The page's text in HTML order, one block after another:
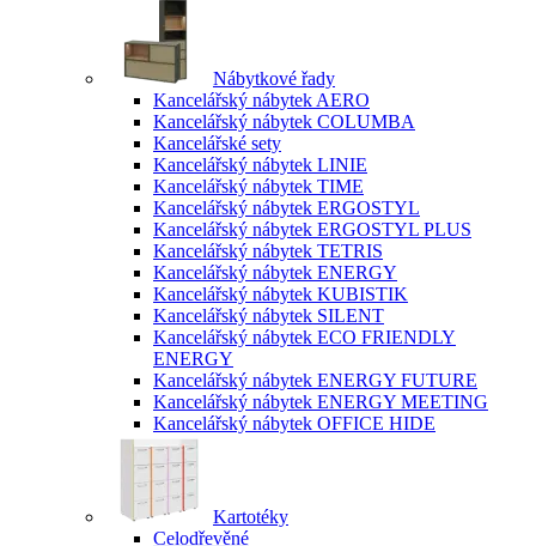
Nábytkové řady
Kancelářský nábytek AERO
Kancelářský nábytek COLUMBA
Kancelářské sety
Kancelářský nábytek LINIE
Kancelářský nábytek TIME
Kancelářský nábytek ERGOSTYL
Kancelářský nábytek ERGOSTYL PLUS
Kancelářský nábytek TETRIS
Kancelářský nábytek ENERGY
Kancelářský nábytek KUBISTIK
Kancelářský nábytek SILENT
Kancelářský nábytek ECO FRIENDLY
ENERGY
Kancelářský nábytek ENERGY FUTURE
Kancelářský nábytek ENERGY MEETING
Kancelářský nábytek OFFICE HIDE
Kartotéky
Celodřevěné